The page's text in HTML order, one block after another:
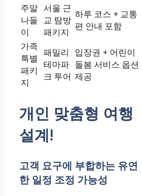
주말
나들
이
서울 근
교 탐방
패키지
하루 코스 + 교통
편 안내 포함
가족
특별
패키
지
패밀리
테마파
크 투어
입장권 + 어린이
돌봄 서비스 옵션
제공
개인 맞춤형 여행
설계!
고객 요구에 부합하는 유연
한 일정 조정 가능성